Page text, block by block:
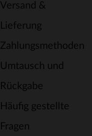
Versand &
Lieferung
Zahlungsmethoden
Umtausch und
Rückgabe
Häufig gestellte
Fragen